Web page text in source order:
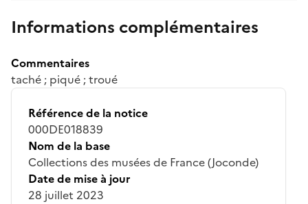
Informations complémentaires
Commentaires
taché ; piqué ; troué
Référence de la notice
000DE018839
Nom de la base
Collections des musées de France (Joconde)
Date de mise à jour
28 juillet 2023